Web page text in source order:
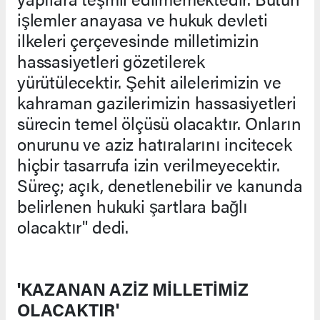
işlemler anayasa ve hukuk devleti
ilkeleri çerçevesinde milletimizin
hassasiyetleri gözetilerek
yürütülecektir. Şehit ailelerimizin ve
kahraman gazilerimizin hassasiyetleri
sürecin temel ölçüsü olacaktır. Onların
onurunu ve aziz hatıralarını incitecek
hiçbir tasarrufa izin verilmeyecektir.
Süreç; açık, denetlenebilir ve kanunda
belirlenen hukuki şartlara bağlı
olacaktır" dedi.
'KAZANAN AZİZ MİLLETİMİZ
OLACAKTIR'